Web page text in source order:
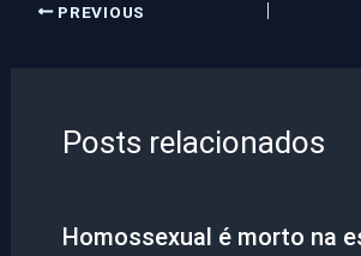
PREVIOUS
Posts relacionados
Homossexual é morto na